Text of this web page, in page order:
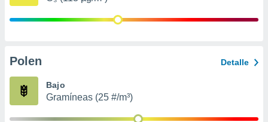
publicidad
Polen Detalle
Bajo
Gramíneas (25 #/m³)